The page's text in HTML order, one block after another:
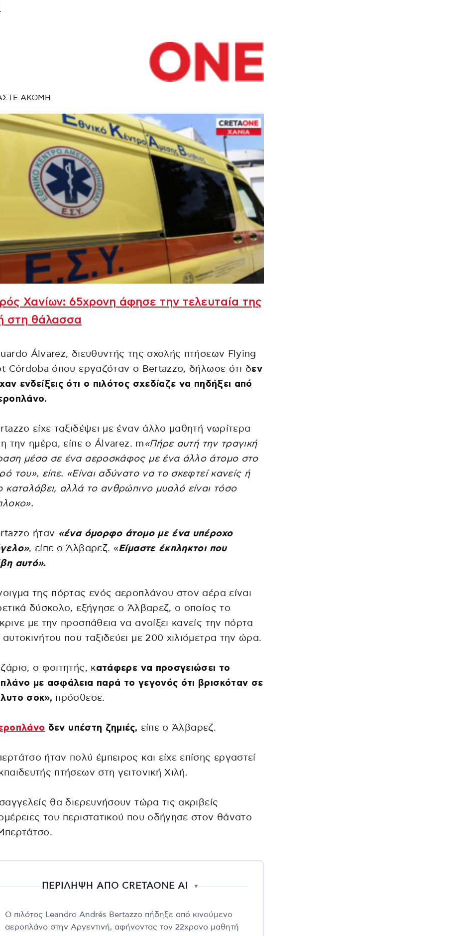
ΑΚΟΜΗ
Χανίων: 65χρονη άφησε την τελευταία της
στη θάλασσα
Álvarez, διευθυντής της σχολής πτήσεων Flying
Córdoba όπου εργαζόταν ο Bertazzo, δήλωσε ότι δεν
ενδείξεις ότι ο πιλότος σχεδίαζε να πηδήξει από
είχε ταξιδέψει με έναν άλλο μαθητή νωρίτερα
την ημέρα, είπε ο Álvarez. m «Πήρε αυτή την τραγική
μέσα σε ένα αεροσκάφος με ένα άλλο άτομο στο
του», είπε. «Είναι αδύνατο να το σκεφτεί κανείς ή
καταλάβει, αλλά το ανθρώπινο μυαλό είναι τόσο
ήταν «ένα όμορφο άτομο με ένα υπέροχο
, είπε ο Άλβαρεζ. «Είμαστε έκπληκτοι που
αυτό».
της πόρτας ενός αεροπλάνου στον αέρα είναι
δύσκολο, εξήγησε ο Άλβαρεζ, ο οποίος το
με την προσπάθεια να ανοίξει κανείς την πόρτα
που ταξιδεύει με 200 χιλιόμετρα την ώρα.
ο φοιτητής, κατάφερε να προσγειώσει το
με ασφάλεια παρά το γεγονός ότι βρισκόταν σε
σοκ», πρόσθεσε.
δεν υπέστη ζημιές, είπε ο Άλβαρεζ.
ήταν πολύ έμπειρος και είχε επίσης εργαστεί
πτήσεων στη γειτονική Χιλή.
θα διερευνήσουν τώρα τις ακριβείς
του περιστατικού που οδήγησε στον θάνατο
ΠΕΡΙΛΗΨΗ ΑΠΟ CRETAONE AI ▼
Ο πιλότος Leandro Andrés Bertazzo πήδηξε από κινούμενο
αεροπλάνο στην Αργεντινή, αφήνοντας τον 22χρονο μαθητή